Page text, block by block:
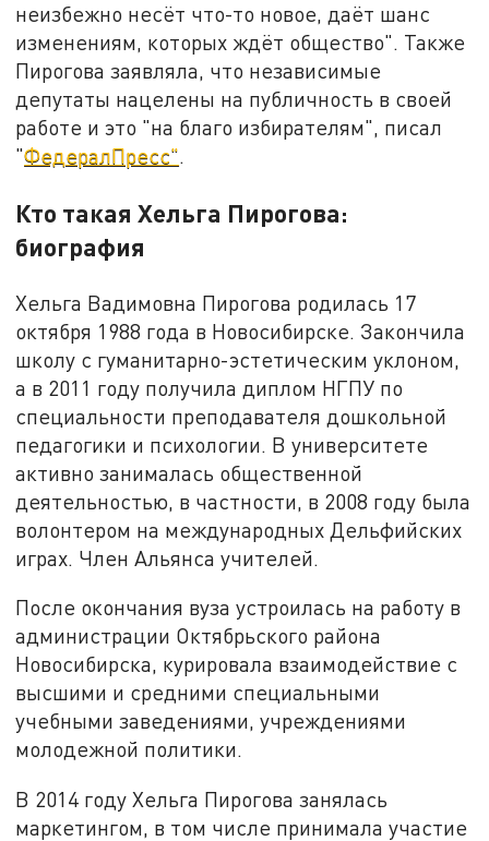
неизбежно несёт что-то новое, даёт шанс
изменениям, которых ждёт общество". Также
Пирогова заявляла, что независимые
депутаты нацелены на публичность в своей
работе и это "на благо избирателям", писал
"ФедералПресс".
Кто такая Хельга Пирогова:
биография
Хельга Вадимовна Пирогова родилась 17
октября 1988 года в Новосибирске. Закончила
школу с гуманитарно-эстетическим уклоном,
а в 2011 году получила диплом НГПУ по
специальности преподавателя дошкольной
педагогики и психологии. В университете
активно занималась общественной
деятельностью, в частности, в 2008 году была
волонтером на международных Дельфийских
играх. Член Альянса учителей.
После окончания вуза устроилась на работу в
администрации Октябрьского района
Новосибирска, курировала взаимодействие с
высшими и средними специальными
учебными заведениями, учреждениями
молодежной политики.
В 2014 году Хельга Пирогова занялась
маркетингом, в том числе принимала участие